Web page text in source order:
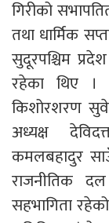
गिरीको
तथा धार्मिक
सुदूरपश्चिम
रहेका थिए ।
किशोरशरण
अध्यक्ष
कमलबहादुर
राजनीतिक
सहभागिता रहेको